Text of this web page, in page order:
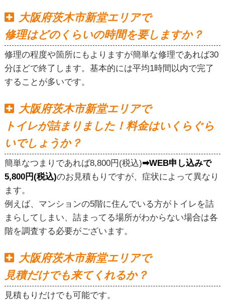
大阪府茨木市新堂エリアで
修理はどのくらいの時間を要しますか？
修理の程度や箇所にもよりますが簡単な修理であれば30
分ほどで終了します。基本的には平均1時間以内で完了
することが多いです。
大阪府茨木市新堂エリアで
トイレが詰まりました！料金はいくらぐら
いでしょうか？
簡単なつまりであれば8,800円(税込)➡WEB申し込みで
5,800円(税込)のお見積もりですが、症状によって異なり
ます。
例えば、マンションの5階に住んでいる方がトイレを詰
まらしてしまい、詰まってる場所がわからない場合は各
階を調査する必要がございます。
大阪府茨木市新堂エリアで
見積だけでも来てくれるか？
見積もりだけでも可能です。